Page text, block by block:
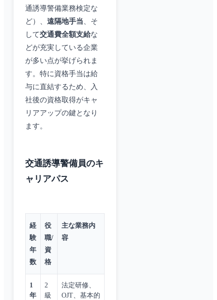
通誘導警備業務検定な
ど）、 遠隔地手当 、そ
して交通費全額支給な
どが充実している企業
が多い点が挙げられま
す。特に資格手当は給
与に直結するため、入
社後の資格取得がキャ
リアアップの鍵となり
ます。
交通誘導警備員のキ
ャリアパス
経
験
年
数
役
職/
資
格
主な業務内
容
1
年
2
級
法定研修、
OJT、基本的